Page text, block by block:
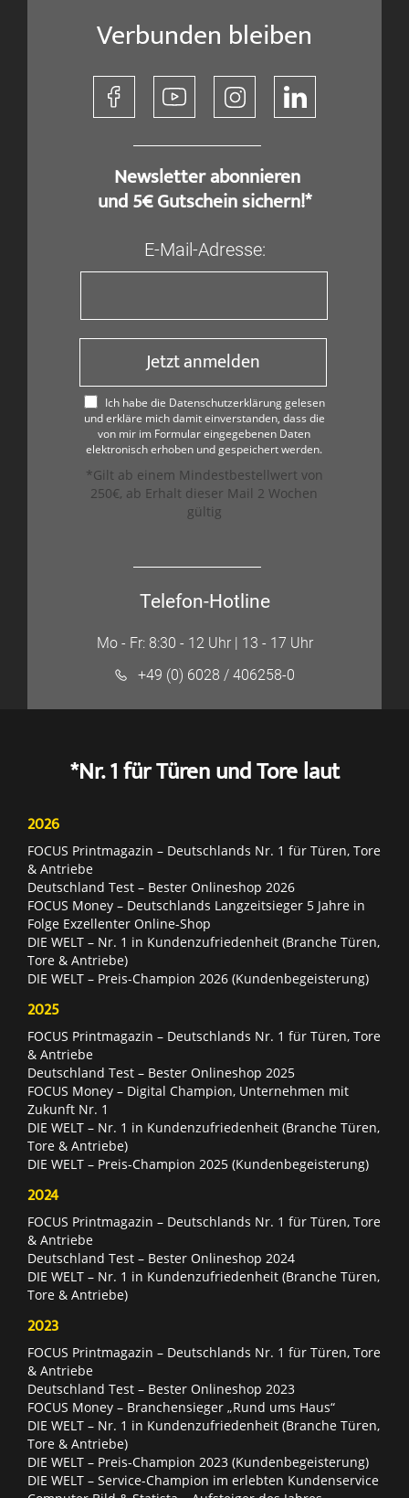
Verbunden bleiben
​ Newsletter abonnieren
und 5€ Gutschein sichern!*
E-Mail-Adresse:
Jetzt anmelden
Ich habe die Datenschutzerklärung gelesen
und erkläre mich damit einverstanden, dass die
von mir im Formular eingegebenen Daten
elektronisch erhoben und gespeichert werden.
*Gilt ab einem Mindestbestellwert von
250€, ab Erhalt dieser Mail 2 Wochen
gültig
Telefon-Hotline
Mo - Fr: 8:30 - 12 Uhr | 13 - 17 Uhr
+49 (0) 6028 / 406258-0
*Nr. 1 für Türen und Tore laut
2026
FOCUS Printmagazin – Deutschlands Nr. 1 für Türen, Tore
& Antriebe
Deutschland Test – Bester Onlineshop 2026
FOCUS Money – Deutschlands Langzeitsieger 5 Jahre in
Folge Exzellenter Online-Shop
DIE WELT – Nr. 1 in Kundenzufriedenheit (Branche Türen,
Tore & Antriebe)
DIE WELT – Preis-Champion 2026 (Kundenbegeisterung)
2025
FOCUS Printmagazin – Deutschlands Nr. 1 für Türen, Tore
& Antriebe
Deutschland Test – Bester Onlineshop 2025
FOCUS Money – Digital Champion, Unternehmen mit
Zukunft Nr. 1
DIE WELT – Nr. 1 in Kundenzufriedenheit (Branche Türen,
Tore & Antriebe)
DIE WELT – Preis-Champion 2025 (Kundenbegeisterung)
2024
FOCUS Printmagazin – Deutschlands Nr. 1 für Türen, Tore
& Antriebe
Deutschland Test – Bester Onlineshop 2024
DIE WELT – Nr. 1 in Kundenzufriedenheit (Branche Türen,
Tore & Antriebe)
2023
FOCUS Printmagazin – Deutschlands Nr. 1 für Türen, Tore
& Antriebe
Deutschland Test – Bester Onlineshop 2023
FOCUS Money – Branchensieger „Rund ums Haus“
DIE WELT – Nr. 1 in Kundenzufriedenheit (Branche Türen,
Tore & Antriebe)
DIE WELT – Preis-Champion 2023 (Kundenbegeisterung)
DIE WELT – Service-Champion im erlebten Kundenservice